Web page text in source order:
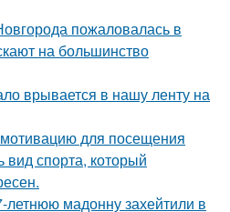
пожаловалась в
на большинство
врывается в нашу ленту на
для посещения
вид спорта, который
мадонну захейтили в